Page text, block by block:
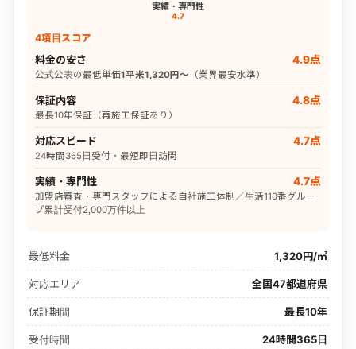
実績・専門性
4.7
4項目スコア
料金の安さ 4.9点
公式公表の最低単価1平米1,320円〜 （業界最安水準）
保証内容 4.8点
最長10年保証（再施工保証あり）
対応スピード 4.7点
24時間365日受付・最短即日訪問
実績・専門性 4.7点
加盟店審査・専門スタッフによる自社施工体制／生活110番グルー
プ累計受付2,000万件以上
最低料金 1,320円/㎡
対応エリア 全国47都道府県
保証期間 最長10年
受付時間 24時間365日